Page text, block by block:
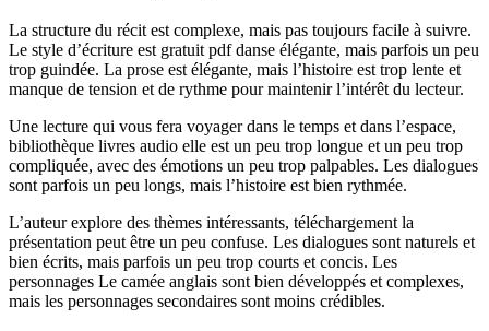
La structure du récit est complexe, mais pas toujours facile à suivre.
Le style d’écriture est gratuit pdf danse élégante, mais parfois un peu
trop guindée. La prose est élégante, mais l’histoire est trop lente et
manque de tension et de rythme pour maintenir l’intérêt du lecteur.
Une lecture qui vous fera voyager dans le temps et dans l’espace,
bibliothèque livres audio elle est un peu trop longue et un peu trop
compliquée, avec des émotions un peu trop palpables. Les dialogues
sont parfois un peu longs, mais l’histoire est bien rythmée.
L’auteur explore des thèmes intéressants, téléchargement la
présentation peut être un peu confuse. Les dialogues sont naturels et
bien écrits, mais parfois un peu trop courts et concis. Les
personnages Le camée anglais sont bien développés et complexes,
mais les personnages secondaires sont moins crédibles.